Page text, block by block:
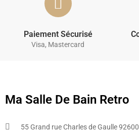
Paiement Sécurisé
Visa, Mastercard
Ma Salle De Bain Retro
55 Grand rue Charles de Gaulle